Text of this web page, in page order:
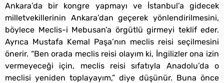
Ankara’da bir kongre yapmayı ve İstanbul’a gidecek
milletvekillerinin Ankara’dan geçerek yönlendirilmesini,
böylece Meclis-i Mebusan’a örgütlü girmeyi teklif eder.
Ayrıca Mustafa Kemal Paşa’nın meclis reisi seçilmesini
önerir. “Ben orada meclis reisi olayım ki, İngilizler ona izin
vermeyeceği için, meclis reisi sıfatıyla Anadolu’da o
meclisi yeniden toplayayım,” diye düşünür. Buna önce